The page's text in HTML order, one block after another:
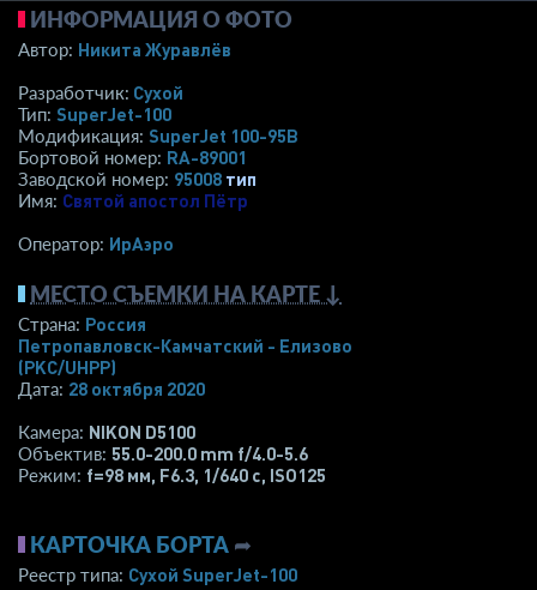
ИНФОРМАЦИЯ О ФОТО
Автор: Никита Журавлёв
Разработчик: Сухой
Тип: SuperJet-100
Модификация: SuperJet 100-95B
Бортовой номер: RA-89001
Заводской номер: 95008 тип
Имя: Святой апостол Пётр
Оператор: ИрАэро
МЕСТО СЪЕМКИ НА КАРТЕ ↓
Страна: Россия
Петропавловск-Камчатский - Елизово
(PKC/UHPP)
Дата: 28 октября 2020
Камера: NIKON D5100
Объектив: 55.0-200.0 mm f/4.0-5.6
Режим: f=98 мм, F6.3, 1/640 с, ISO125
КАРТОЧКА БОРТА ➦
Реестр типа: Сухой SuperJet-100